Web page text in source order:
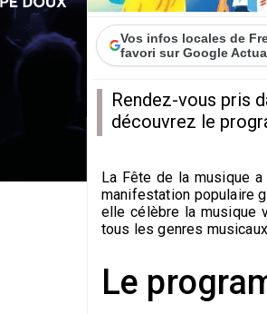
Vos infos locales de
favori sur Google
Rendez-vous pris
découvrez le
La Fête de la musique
manifestation populaire
elle célèbre la musique
tous les genres
Le